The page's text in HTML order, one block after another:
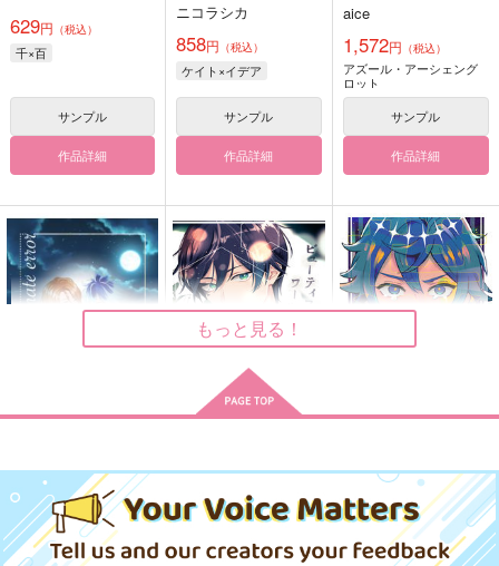
629円 （税込）
千×百
サンプル
作品詳細
ニコラシカ
858円 （税込）
ケイト×イデア
サンプル
作品詳細
aice
1,572円 （税込）
アズール・アーシェング
ロット
サンプル
作品詳細
透りすがり
472円（税込）
ケイト×イデア
ルド
いま起きた
2,044
エース×デュース
いま起きた
1,257円（税込）
エース×デュース
もっと見る！